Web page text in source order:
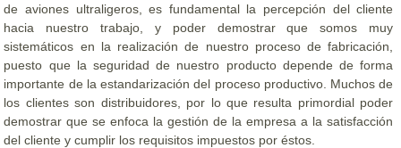
de aviones ultraligeros, es fundamental la percepción del cliente
hacia nuestro trabajo, y poder demostrar que somos muy
sistemáticos en la realización de nuestro proceso de fabricación,
puesto que la seguridad de nuestro producto depende de forma
importante de la estandarización del proceso productivo. Muchos de
los clientes son distribuidores, por lo que resulta primordial poder
demostrar que se enfoca la gestión de la empresa a la satisfacción
del cliente y cumplir los requisitos impuestos por éstos.